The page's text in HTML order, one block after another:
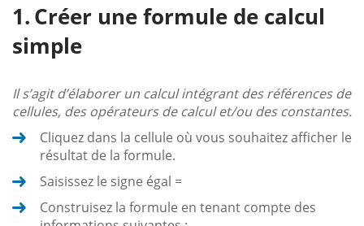
Créer une formule de calcul
simple
Il s’agit d’élaborer un calcul intégrant des références de
cellules, des opérateurs de calcul et/ou des constantes.
Cliquez dans la cellule où vous souhaitez afficher le
résultat de la formule.
Saisissez le signe égal =
Construisez la formule en tenant compte des